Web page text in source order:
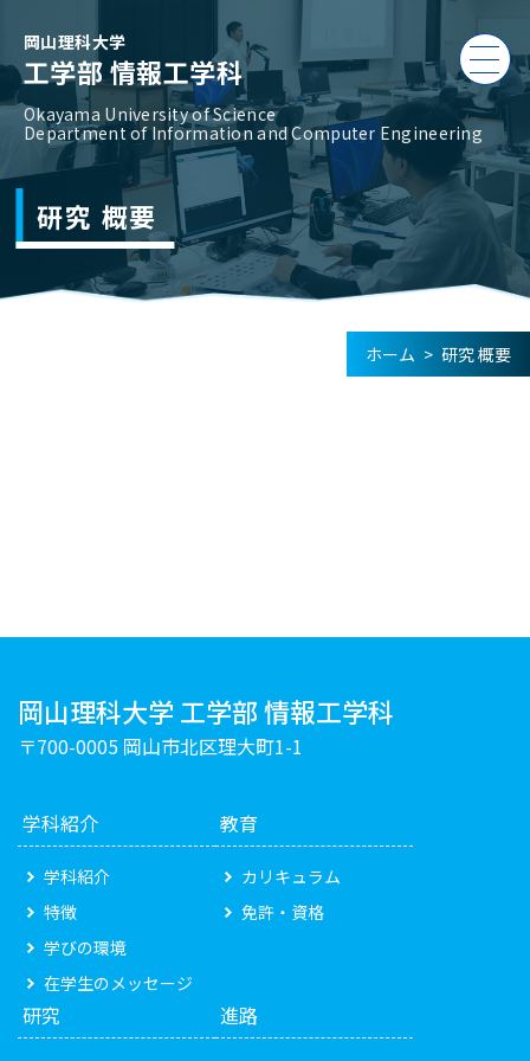
岡山理科大学
工学部 情報工学科
Okayama University of Science
Department of Information and Computer Engineering
研究 概要
ホーム > 研究 概要
岡山理科大学 工学部 情報工学科
〒700-0005 岡山市北区理大町1-1
学科紹介
学科紹介
特徴
学びの環境
在学生のメッセージ
教育
カリキュラム
免許・資格
研究 進路